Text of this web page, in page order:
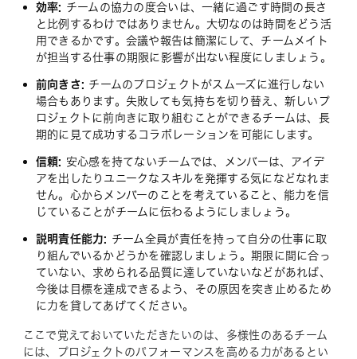
効率: チームの協力の度合いは、一緒に過ごす時間の長さ
と比例するわけではありません。大切なのは時間をどう活
用できるかです。会議や報告は簡潔にして、チームメイト
が担当する仕事の期限に影響が出ない程度にしましょう。
前向きさ: チームのプロジェクトがスムーズに進行しない
場合もあります。失敗しても気持ちを切り替え、新しいプ
ロジェクトに前向きに取り組むことができるチームは、長
期的に見て成功するコラボレーションを可能にします。
信頼: 安心感を持てないチームでは、メンバーは、アイデ
アを出したりユニークなスキルを発揮する気になどなれま
せん。心からメンバーのことを考えていること、能力を信
じていることがチームに伝わるようにしましょう。
説明責任能力: チーム全員が責任を持って自分の仕事に取
り組んでいるかどうかを確認しましょう。期限に間に合っ
ていない、求められる品質に達していないなどがあれば、
今後は目標を達成できるよう、その原因を突き止めるため
に力を貸してあげてください。
ここで覚えておいていただきたいのは、多様性のあるチーム
には、プロジェクトのパフォーマンスを高める力があるとい